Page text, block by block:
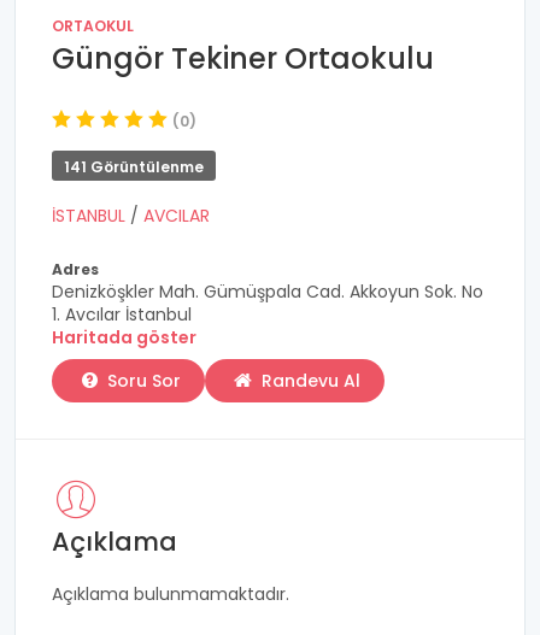
ORTAOKUL
Güngör Tekiner Ortaokulu
(0)
141 Görüntülenme
İSTANBUL / AVCILAR
Adres
Denizköşkler Mah. Gümüşpala Cad. Akkoyun Sok. No
1. Avcılar İstanbul
Haritada göster
Soru Sor
Randevu Al
Açıklama
Açıklama bulunmamaktadır.